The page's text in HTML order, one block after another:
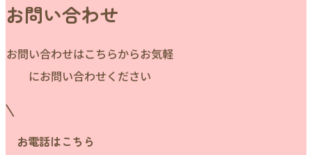
お問い合わせ
お問い合わせはこちらからお気軽
にお問い合わせください
お電話はこちら